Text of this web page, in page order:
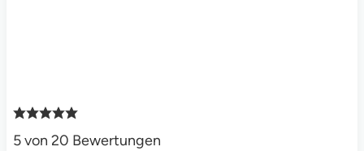
5von 20 Bewertungen